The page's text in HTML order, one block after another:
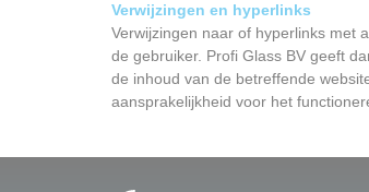
Verwijzingen en hyperlinks
Verwijzingen naar of hyperlinks met
de gebruiker. Profi Glass BV geeft
de inhoud van de betreffende
aansprakelijkheid voor het